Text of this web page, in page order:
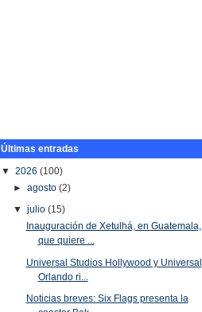
Últimas entradas
▼2026(100)
►agosto(2)
▼julio(15)
Inauguración de Xetulhá, en Guatemala,
que quiere ...
Universal Studios Hollywood y Universal
Orlando ri...
Noticias breves: Six Flags presenta la